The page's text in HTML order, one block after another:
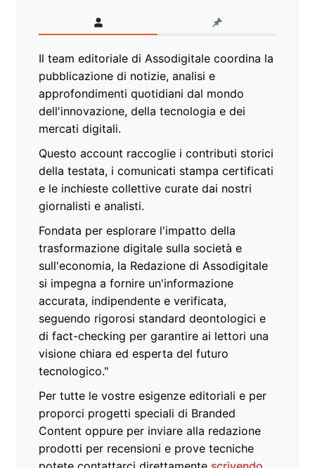
Il team editoriale di Assodigitale coordina la
pubblicazione di notizie, analisi e
approfondimenti quotidiani dal mondo
dell'innovazione, della tecnologia e dei
mercati digitali.
Questo account raccoglie i contributi storici
della testata, i comunicati stampa certificati
e le inchieste collettive curate dai nostri
giornalisti e analisti.
Fondata per esplorare l'impatto della
trasformazione digitale sulla società e
sull'economia, la Redazione di Assodigitale
si impegna a fornire un'informazione
accurata, indipendente e verificata,
seguendo rigorosi standard deontologici e
di fact-checking per garantire ai lettori una
visione chiara ed esperta del futuro
tecnologico."
Per tutte le vostre esigenze editoriali e per
proporci progetti speciali di Branded
Content oppure per inviare alla redazione
prodotti per recensioni e prove tecniche